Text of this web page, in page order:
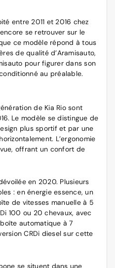
entre 2011 et 2016 chez
se retrouver sur le
ce modèle répond à tous
de qualité d’Aramisauto,
pour figurer dans son
au préalable.
de Kia Rio sont
Le modèle se distingue de
plus sportif et par une
L’ergonomie
offrant un confort de
en 2020. Plusieurs
: en énergie essence, un
de vitesses manuelle à 5
100 ou 20 chevaux, avec
automatique à 7
CRDi diesel sur cette
se situent dans une